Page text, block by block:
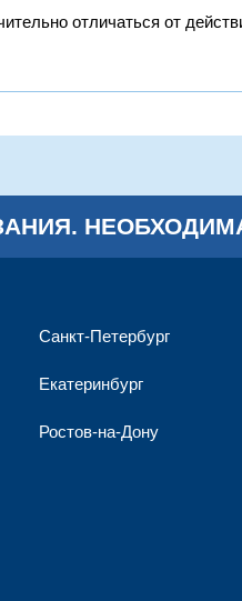
отличаться от
Санкт-Петербург
Екатеринбург
Ростов-на-Дону